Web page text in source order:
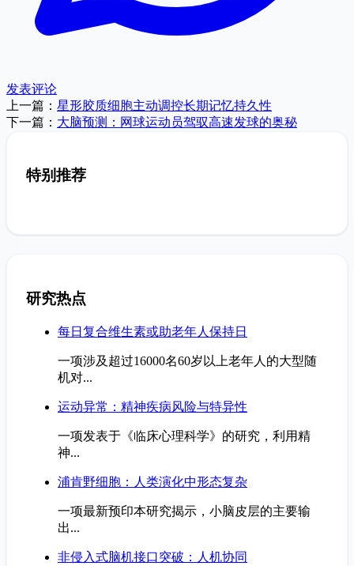
发表评论
上一篇： 星形胶质细胞主动调控长期记忆持久性
下一篇： 大脑预测：网球运动员驾驭高速发球的奥秘
特别推荐
研究热点
每日复合维生素或助老年人保持日
一项涉及超过16000名60岁以上老年人的大型随
机对...
运动异常：精神疾病风险与特异性
一项发表于《临床心理科学》的研究，利用精
神...
浦肯野细胞：人类演化中形态复杂
一项最新预印本研究揭示，小脑皮层的主要输
出...
非侵入式脑机接口突破：人机协同